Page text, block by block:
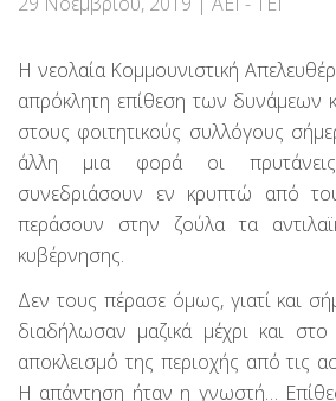
Η νεολαία Κομμουνιστική
απρόκλητη επίθεση των δυνάμεων
στους φοιτητικούς συλλόγους
άλλη μια φορά οι
συνεδριάσουν εν κρυπτώ από
περάσουν στην ζούλα τα
κυβέρνησης.
Δεν τους πέρασε όμως, γιατί και
διαδήλωσαν μαζικά μέχρι και
αποκλεισμό της περιοχής από τις
Η απάντηση ήταν η γνωστή…